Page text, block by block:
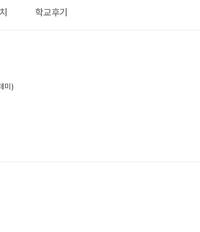
학교후기
미)